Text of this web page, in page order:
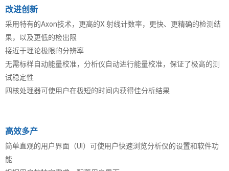
改进创新
采用特有的Axon技术，更高的X 射线计数率，更快、更精确的检测结
果，以及更低的检出限
接近于理论极限的分辨率
无需标样自动能量校准，分析仪自动进行能量校准，保证了极高的测
试稳定性
四核处理器可使用户在极短的时间内获得佳分析结果
高效多产
简单直观的用户界面（UI）可使用户快速浏览分析仪的设置和软件功
能